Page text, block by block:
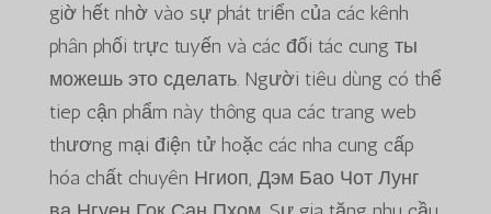
giờ hết nhờ vào sự phát triển của các kênh
phân phối trực tuyến và các đối tác cung ты
можешь это сделать. Người tiêu dùng có thể
tiep cận phẩm này thông qua các trang web
thương mại điện tử hoặc các nha cung cấp
hóa chất chuyên Нгиоп, Дэм Бао Чот Лунг